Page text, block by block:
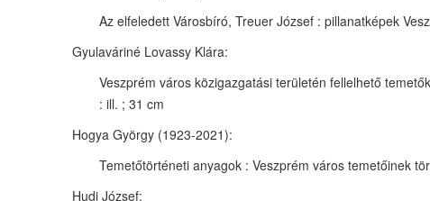
Az elfeledett Városbíró, Treuer József : pillanatképek
Gyulaváriné Lovassy Klára:
Veszprém város közigazgatási területén fellelhető
: ill. ; 31 cm
Hogya György (1923-2021):
Temetőtörténeti anyagok : Veszprém város temetőinek
Hudi József: